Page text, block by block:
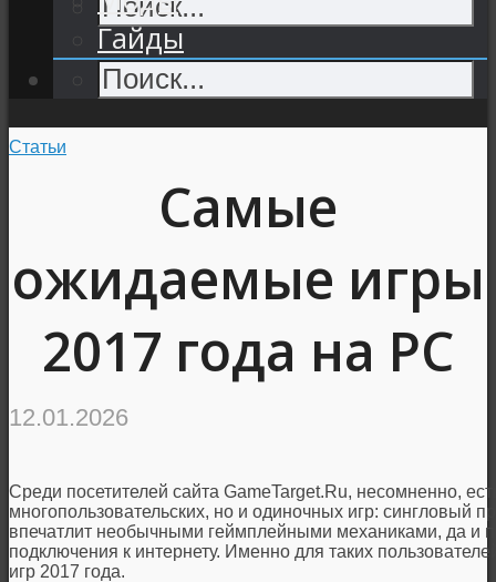
Гайды
Статьи
Самые
ожидаемые игры
2017 года на PC
12.01.2026
Среди посетителей сайта GameTarget.Ru, несомненно,
многопользовательских, но и одиночных игр: сингловый
впечатлит необычными геймплейными механиками, да и
подключения к интернету. Именно для таких
игр 2017 года.